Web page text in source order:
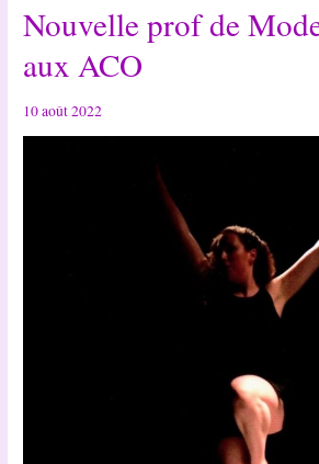
danse
à
la
de
Nouvelle prof de
aux ACO
10 août 2022